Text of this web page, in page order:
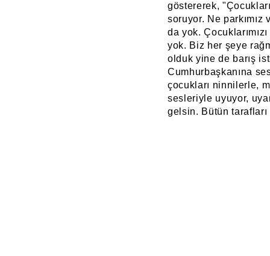
göstererek,
soruyor. Ne parkımız
da yok.
yok. Biz her şeye
olduk yine de barış
Cumhurbaşkanına
çocukları ninnilerle,
sesleriyle uyuyor,
gelsin. Bütün tarafları